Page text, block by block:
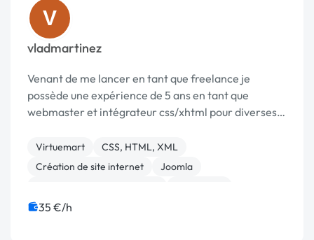
V
vladmartinez
Venant de me lancer en tant que freelance je
possède une expérience de 5 ans en tant que
webmaster et intégrateur css/xhtml pour diverses
afin d'avoir plus d'informations sur les services que
je p...
Virtuemart
CSS, HTML, XML
Création de site internet
Joomla
SEO / GEO
35 €/h